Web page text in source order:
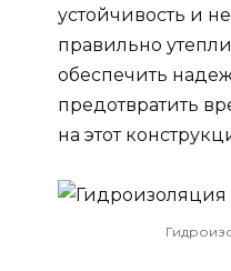
устойчивость и
правильно
обеспечить
предотвратить
на этот